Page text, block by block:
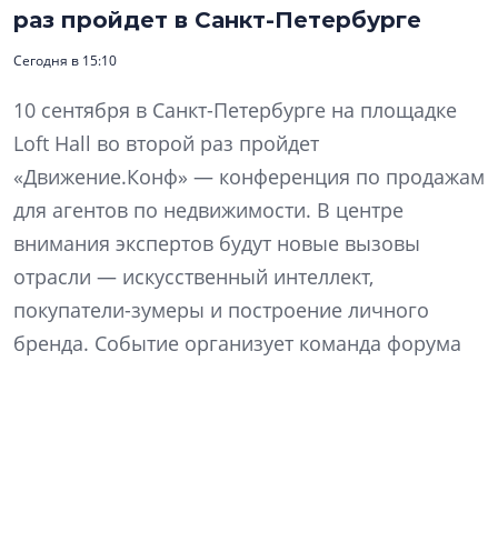
раз пройдет в Санкт-Петербурге
Сегодня в 15:10
10 сентября в Санкт-Петербурге на площадке
Loft Hall во второй раз пройдет
«Движение.Конф» — конференция по продажам
для агентов по недвижимости. В центре
внимания экспертов будут новые вызовы
отрасли — искусственный интеллект,
покупатели-зумеры и построение личного
бренда. Событие организует команда форума